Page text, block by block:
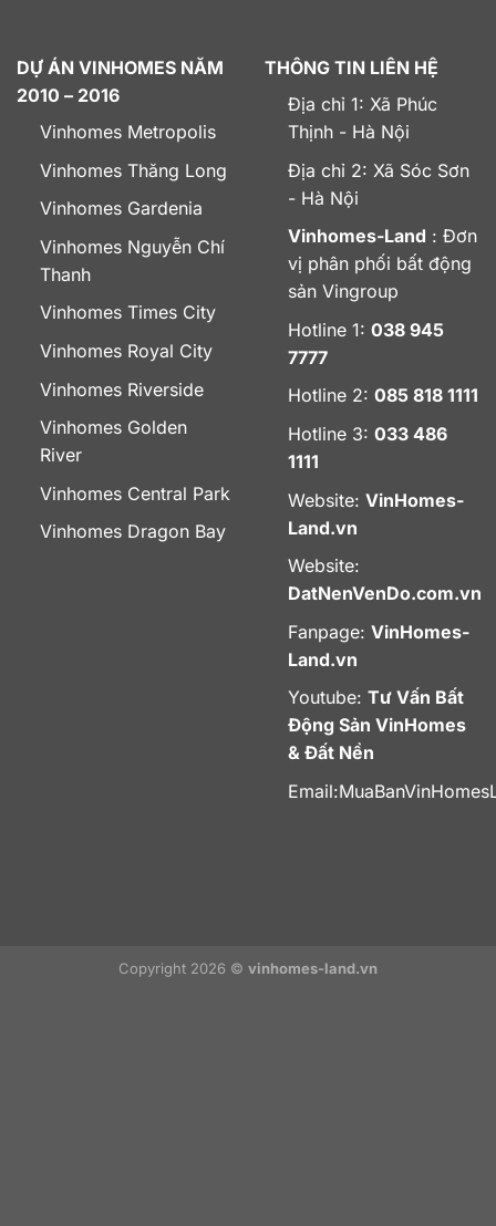
DỰ ÁN VINHOMES NĂM
2010 – 2016
Vinhomes Metropolis
Vinhomes Thăng Long
Vinhomes Gardenia
Vinhomes Nguyễn Chí
Thanh
Vinhomes Times City
Vinhomes Royal City
Vinhomes Riverside
Vinhomes Golden
River
Vinhomes Central Park
Vinhomes Dragon Bay
THÔNG TIN LIÊN HỆ
Địa chỉ 1: Xã Phúc
Thịnh - Hà Nội
Địa chỉ 2: Xã Sóc Sơn
- Hà Nội
Vinhomes-Land : Đơn
vị phân phối bất động
sản Vingroup
Hotline 1: 038 945
7777
Hotline 2: 085 818 1111
Hotline 3: 033 486
1111
Website: VinHomes-
Land.vn
Website:
DatNenVenDo.com.vn
Fanpage: VinHomes-
Land.vn
Youtube: Tư Vấn Bất
Động Sản VinHomes
& Đất Nền
Email:
Copyright 2026 © vinhomes-land.vn